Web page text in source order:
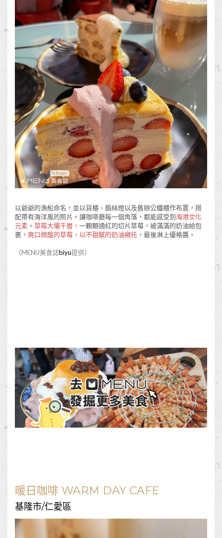
以爺爺的漁船命名，並以貨櫃、鎢絲燈以及舊辦公鐵櫃作布置，搭
配帶有海洋風的照片。讓咖啡廳每一個角落，都能感受到海港文化
元素 。 草莓大壩千層， 一顆顆通紅的切片草莓，被滿滿的奶油給包
裹， 爽口微酸的草莓，以不甜膩的奶油襯托 ，最後淋上優格醬。
（MENU美食誌biyu提供）
暖日咖啡 WARM DAY CAFE
基隆市/仁愛區